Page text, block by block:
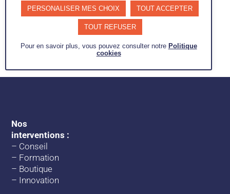
Mot de passe perdu ?
Nos
interventions :
– Conseil
– Formation
– Boutique
– Innovation
PERSONALISER MES CHOIX
TOUT ACCEPTER
TOUT REFUSER
Pour en savoir plus, vous pouvez consulter notre Politique
cookies